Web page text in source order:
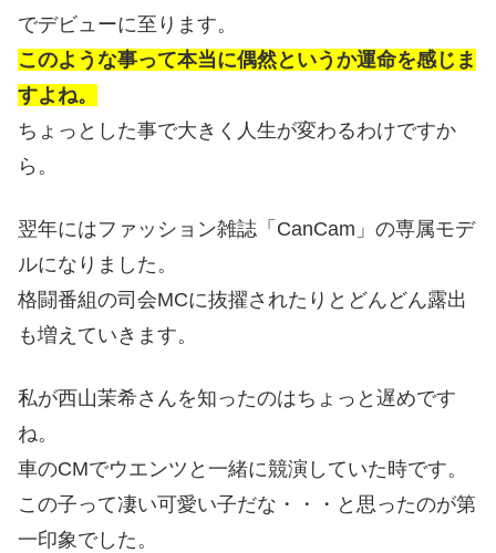
でデビューに至ります。
このような事って本当に偶然というか運命を感じま
すよね。
ちょっとした事で大きく人生が変わるわけですか
ら。
翌年にはファッション雑誌「CanCam」の専属モデ
ルになりました。
格闘番組の司会MCに抜擢されたりとどんどん露出
も増えていきます。
私が西山茉希さんを知ったのはちょっと遅めです
ね。
車のCMでウエンツと一緒に競演していた時です。
この子って凄い可愛い子だな・・・と思ったのが第
一印象でした。